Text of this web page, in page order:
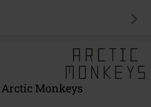
Arctic Monkeys